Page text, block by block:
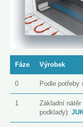
Fáze Výrobek
0 Podle potřeby
1
Základní nátěr
podklady):